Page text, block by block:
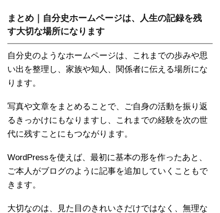
まとめ｜自分史ホームページは、人生の記録を残
す大切な場所になります
自分史のようなホームページは、これまでの歩みや思
い出を整理し、家族や知人、関係者に伝える場所にな
ります。
写真や文章をまとめることで、ご自身の活動を振り返
るきっかけにもなりますし、これまでの経験を次の世
代に残すことにもつながります。
WordPressを使えば、最初に基本の形を作ったあと、
ご本人がブログのように記事を追加していくこともで
きます。
大切なのは、見た目のきれいさだけではなく、無理な